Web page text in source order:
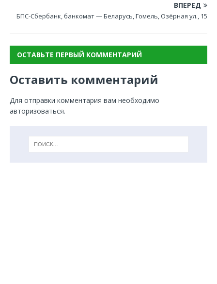
ВПЕРЕД
БПС-Сбербанк, банкомат — Беларусь, Гомель, Озёрная ул., 15
ОСТАВЬТЕ ПЕРВЫЙ КОММЕНТАРИЙ
Оставить комментарий
Для отправки комментария вам необходимо
авторизоваться.